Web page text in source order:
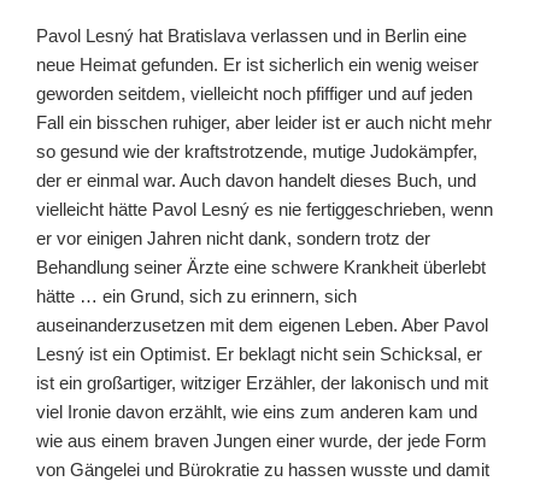
Pavol Lesný hat Bratislava verlassen und in Berlin eine
neue Heimat gefunden. Er ist sicherlich ein wenig weiser
geworden seitdem, vielleicht noch pfiffiger und auf jeden
Fall ein bisschen ruhiger, aber leider ist er auch nicht mehr
so gesund wie der kraftstrotzende, mutige Judokämpfer,
der er einmal war. Auch davon handelt dieses Buch, und
vielleicht hätte Pavol Lesný es nie fertiggeschrieben, wenn
er vor einigen Jahren nicht dank, sondern trotz der
Behandlung seiner Ärzte eine schwere Krankheit überlebt
hätte … ein Grund, sich zu erinnern, sich
auseinanderzusetzen mit dem eigenen Leben. Aber Pavol
Lesný ist ein Optimist. Er beklagt nicht sein Schicksal, er
ist ein großartiger, witziger Erzähler, der lakonisch und mit
viel Ironie davon erzählt, wie eins zum anderen kam und
wie aus einem braven Jungen einer wurde, der jede Form
von Gängelei und Bürokratie zu hassen wusste und damit